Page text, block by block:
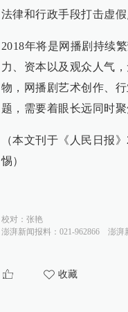
法律和行政手段打击虚
2018年将是网播剧持续
力、资本以及观众人气
物，网播剧艺术创作、
题，需要着眼长远同时
（本文刊于《人民日报
惕）
校对： 张艳
澎湃新闻报料：021-962866
澎湃
收藏